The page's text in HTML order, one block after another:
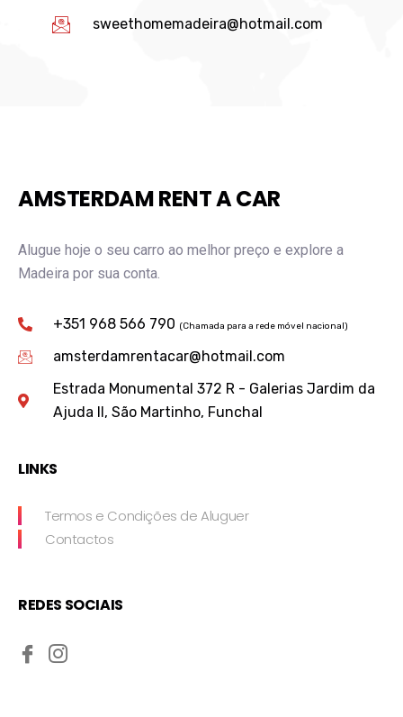
sweethomemadeira@hotmail.com
AMSTERDAM RENT A CAR
Alugue hoje o seu carro ao melhor preço e explore a
Madeira por sua conta.
+351 968 566 790 (Chamada para a rede móvel nacional)
amsterdamrentacar@hotmail.com
Estrada Monumental 372 R - Galerias Jardim da
Ajuda II, São Martinho, Funchal
LINKS
Termos e Condições de Aluguer
Contactos
REDES SOCIAIS